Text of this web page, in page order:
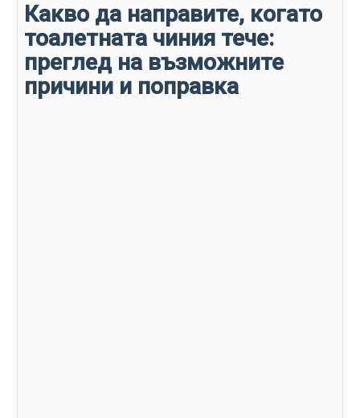
Какво да направите, когато
тоалетната чиния тече:
преглед на възможните
причини и поправка